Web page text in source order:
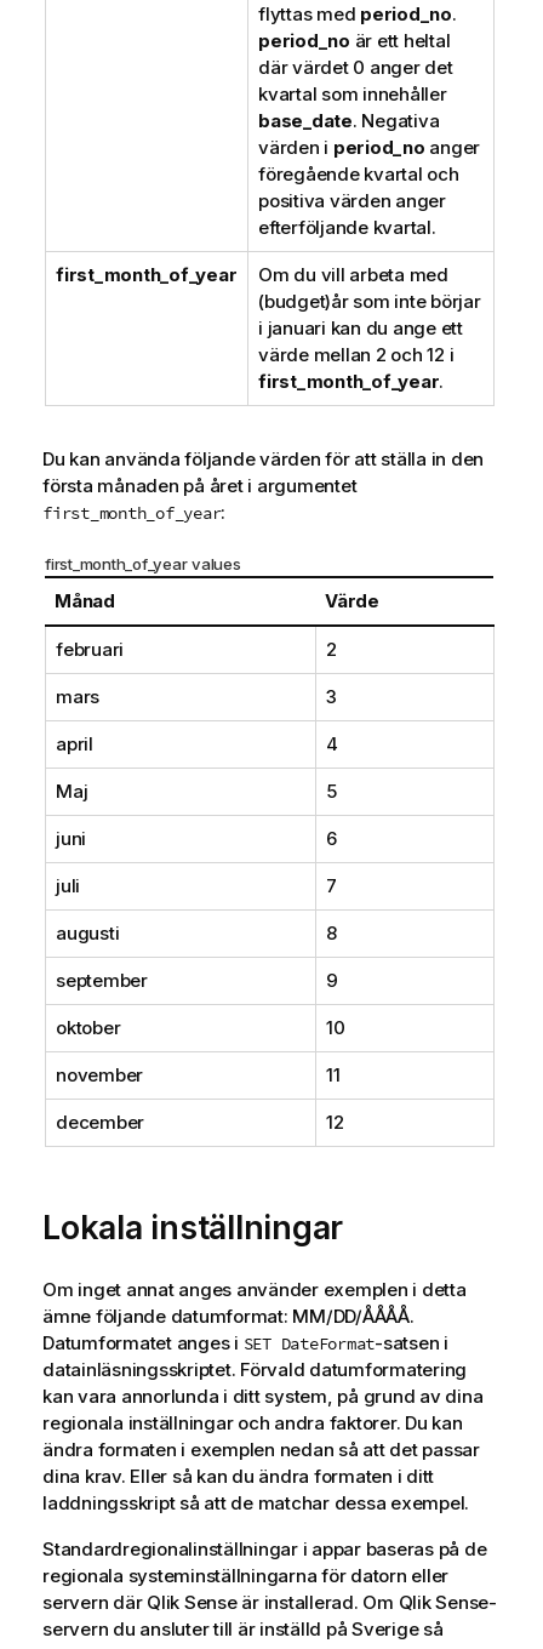
flyttas med period_no.
period_no är ett heltal
där värdet 0 anger det
kvartal som innehåller
base_date. Negativa
värden i period_no anger
föregående kvartal och
positiva värden anger
efterföljande kvartal.
first_month_of_year
Om du vill arbeta med
(budget)år som inte börjar
i januari kan du ange ett
värde mellan 2 och 12 i
first_month_of_year.
Du kan använda följande värden för att ställa in den
första månaden på året i argumentet
first_month_of_year:
first_month_of_year values
Månad Värde
februari 2
mars 3
april 4
Maj 5
juni 6
juli 7
augusti 8
september 9
oktober 10
november 11
december 12
Lokala inställningar
Om inget annat anges använder exemplen i detta
ämne följande datumformat: MM/DD/ÅÅÅÅ.
Datumformatet anges i SET DateFormat-satsen i
datainläsningsskriptet. Förvald datumformatering
kan vara annorlunda i ditt system, på grund av dina
regionala inställningar och andra faktorer. Du kan
ändra formaten i exemplen nedan så att det passar
dina krav. Eller så kan du ändra formaten i ditt
laddningsskript så att de matchar dessa exempel.
Standardregionalinställningar i appar baseras på de
regionala systeminställningarna för datorn eller
servern där Qlik Senseär installerad. Om Qlik Sense-
servern du ansluter till är inställd på Sverige så